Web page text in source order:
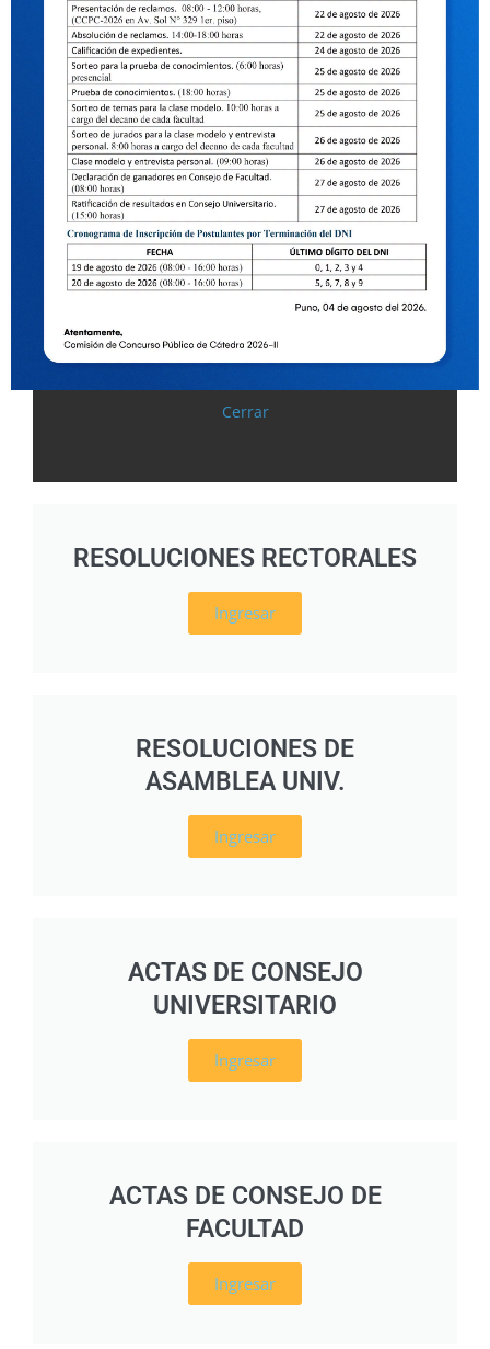
RESOLUCIONES RECTORALES
Ingresar
RESOLUCIONES DE
ASAMBLEA UNIV.
Ingresar
ACTAS DE CONSEJO
UNIVERSITARIO
Ingresar
ACTAS DE CONSEJO DE
FACULTAD
Ingresar
Cerrar